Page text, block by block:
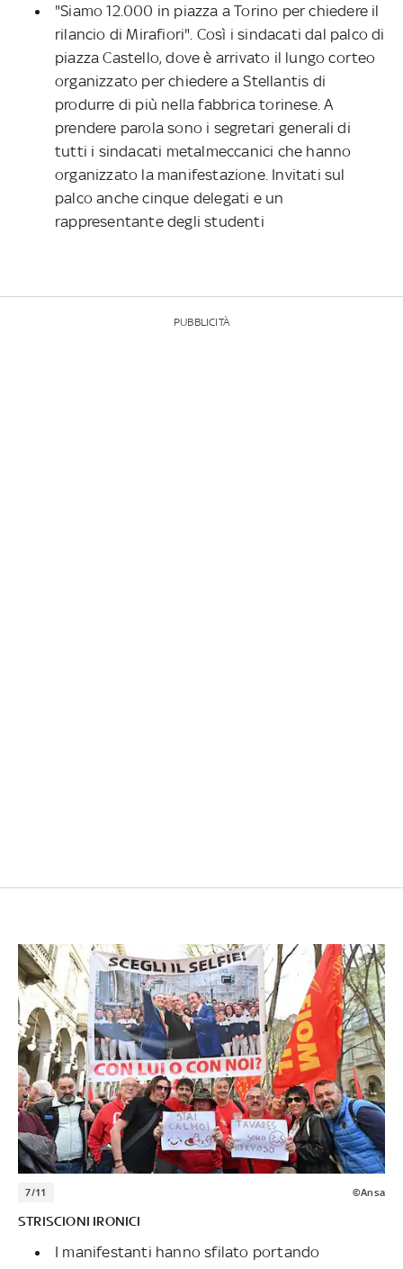
"Siamo 12.000 in piazza a Torino per chiedere il
rilancio di Mirafiori". Così i sindacati dal palco di
piazza Castello, dove è arrivato il lungo corteo
organizzato per chiedere a Stellantis di
produrre di più nella fabbrica torinese. A
prendere parola sono i segretari generali di
tutti i sindacati metalmeccanici che hanno
organizzato la manifestazione. Invitati sul
palco anche cinque delegati e un
rappresentante degli studenti
PUBBLICITÀ
7/11 ©Ansa
STRISCIONI IRONICI
I manifestanti hanno sfilato portando